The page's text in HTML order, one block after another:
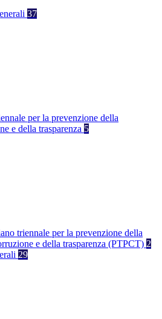
37
per la prevenzione della
e della trasparenza 5
triennale per la prevenzione della
e della trasparenza (PTPCT) 2
29